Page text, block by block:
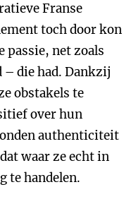
Franse
toch door kon
passie, net zoals
– die had. Dankzij
obstakels te
over hun
authenticiteit
waar ze echt in
te handelen.